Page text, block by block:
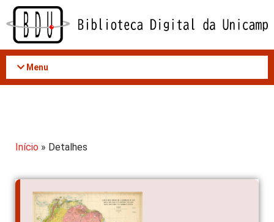
Acessar
conteúdo
Menu
Início » Detalhes